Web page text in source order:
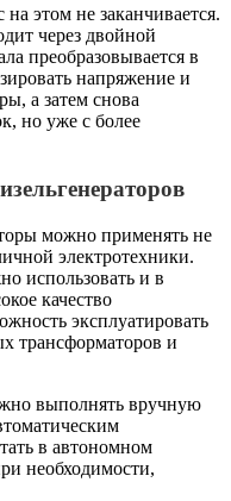
этом не заканчивается.
через двойной
преобразовывается в
напряжение и
а затем снова
но уже с более
можно применять не
электротехники.
использовать и в
качество
эксплуатировать
трансформаторов и
выполнять вручную
в автономном
необходимости,